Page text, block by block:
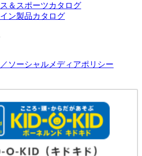
＆スポーツカタログ
ン製品カタログ
ソーシャルメディアポリシー